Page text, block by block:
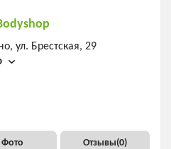
ул. Брестская, 29
Фото Отзывы(0)